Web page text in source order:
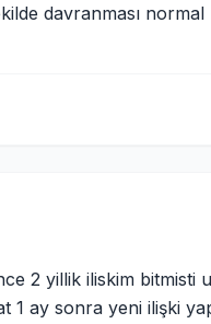
davranması
2 yillik iliskim bitmisti
1 ay sonra yeni ilişki